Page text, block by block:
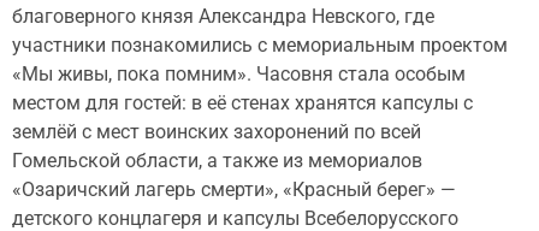
благоверного князя Александра Невского, где
участники познакомились с мемориальным проектом
«Мы живы, пока помним». Часовня стала особым
местом для гостей: в её стенах хранятся капсулы с
землёй с мест воинских захоронений по всей
Гомельской области, а также из мемориалов
«Озаричский лагерь смерти», «Красный берег» —
детского концлагеря и капсулы Всебелорусского